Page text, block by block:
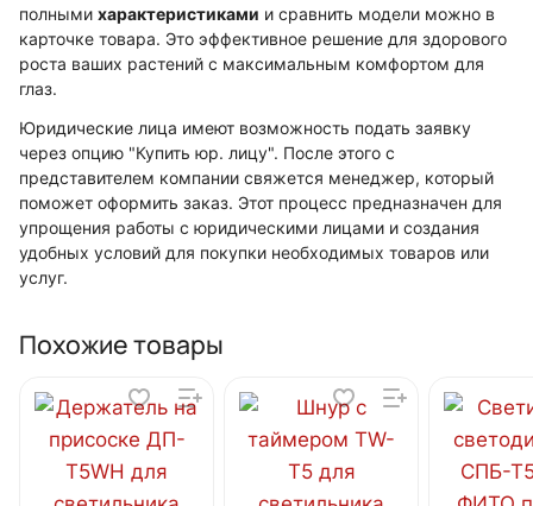
полными характеристиками и сравнить модели можно в
карточке товара. Это эффективное решение для здорового
роста ваших растений с максимальным комфортом для
глаз.
Юридические лица имеют возможность подать заявку
через опцию "Купить юр. лицу". После этого с
представителем компании свяжется менеджер, который
поможет оформить заказ. Этот процесс предназначен для
упрощения работы с юридическими лицами и создания
удобных условий для покупки необходимых товаров или
услуг.
Похожие товары